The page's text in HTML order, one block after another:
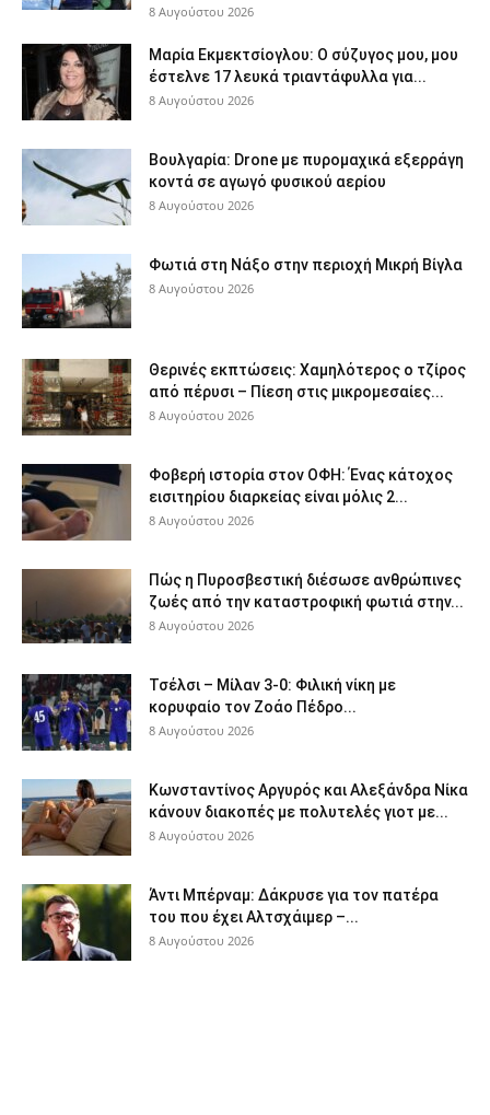
8 Αυγούστου 2026
Μαρία Εκμεκτσίογλου: O σύζυγος μου, μου
έστελνε 17 λευκά τριαντάφυλλα για...
8 Αυγούστου 2026
Βουλγαρία: Drone με πυρομαχικά εξερράγη
κοντά σε αγωγό φυσικού αερίου
8 Αυγούστου 2026
Φωτιά στη Νάξο στην περιοχή Μικρή Βίγλα
8 Αυγούστου 2026
Θερινές εκπτώσεις: Χαμηλότερος ο τζίρος
από πέρυσι – Πίεση στις μικρομεσαίες...
8 Αυγούστου 2026
Φοβερή ιστορία στον ΟΦΗ: Ένας κάτοχος
εισιτηρίου διαρκείας είναι μόλις 2...
8 Αυγούστου 2026
Πώς η Πυροσβεστική διέσωσε ανθρώπινες
ζωές από την καταστροφική φωτιά στην...
8 Αυγούστου 2026
Τσέλσι – Μίλαν 3-0: Φιλική νίκη με
κορυφαίο τον Ζοάο Πέδρο...
8 Αυγούστου 2026
Κωνσταντίνος Αργυρός και Αλεξάνδρα Νίκα
κάνουν διακοπές με πολυτελές γιοτ με...
8 Αυγούστου 2026
Άντι Μπέρναμ: Δάκρυσε για τον πατέρα
του που έχει Αλτσχάιμερ –...
8 Αυγούστου 2026